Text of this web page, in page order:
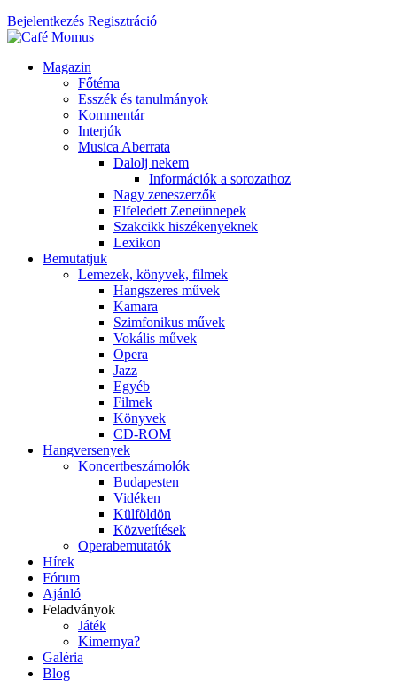
Bejelentkezés Regisztráció
Magazin
Főtéma
Esszék és tanulmányok
Kommentár
Interjúk
Musica Aberrata
Dalolj nekem
Információk a sorozathoz
Nagy zeneszerzők
Elfeledett Zeneünnepek
Szakcikk hiszékenyeknek
Lexikon
Bemutatjuk
Lemezek, könyvek, filmek
Hangszeres művek
Kamara
Szimfonikus művek
Vokális művek
Opera
Jazz
Egyéb
Filmek
Könyvek
CD-ROM
Hangversenyek
Koncertbeszámolók
Budapesten
Vidéken
Külföldön
Közvetítések
Operabemutatók
Hírek
Fórum
Ajánló
Feladványok
Játék
Kimernya?
Galéria
Blog